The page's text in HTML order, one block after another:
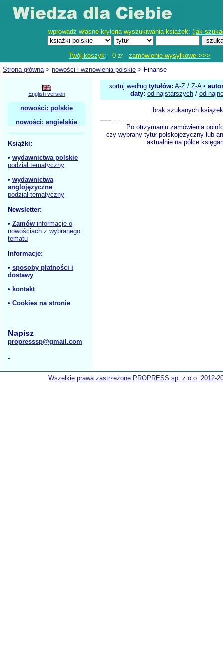
wprowadź własne kryteria wyszukiwania książek: (jak
Twój koszyk: 0 zł zamówienie wysyłkowe >>>
Strona główna> nowości i wznowienia polskie > Finanse
English version
nowości: polskie
nowości: angielskie
Książki:
• wydawnictwa polskie
podział tematyczny
• wydawnictwa
anglojęzyczne
podział tematyczny
Newsletter:
• Zamów informacje o
nowościach z wybranego
tematu
Informacje:
• sposoby płatności i
dostawy
• kontakt
• Cookies na stronie
Napisz
propresssp@gmail.com
sortuj według tytułów: A-Z / Z-A•
daty: od najstarszych / od
brak szukanych książek
Po otrzymaniu zamówienia
czy wybrany tytuł polskojęzyczny lub
aktualnie na półce
Wszelkie prawa zastrzeżone PROPRESS sp. z o.o. 2012-